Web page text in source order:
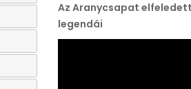
Az Aranycsapat elfeledett
legendái